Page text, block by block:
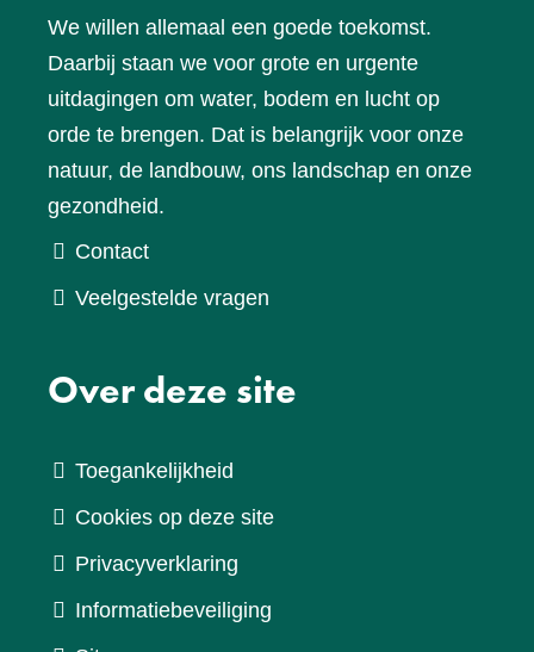
We willen allemaal een goede toekomst.
Daarbij staan we voor grote en urgente
uitdagingen om water, bodem en lucht op
orde te brengen. Dat is belangrijk voor onze
natuur, de landbouw, ons landschap en onze
gezondheid.
Contact
Veelgestelde vragen
Over deze site
Toegankelijkheid
Cookies op deze site
Privacyverklaring
Informatiebeveiliging